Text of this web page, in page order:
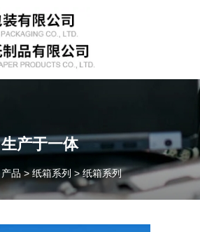
种纸箱、纸板
、精准交货
产于一体
产品 > 纸箱系列 >纸箱系列